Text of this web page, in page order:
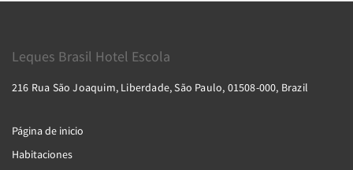
Leques Brasil Hotel Escola
216 Rua São Joaquim, Liberdade, São Paulo, 01508-000, Brazil
Página de inicio
Habitaciones